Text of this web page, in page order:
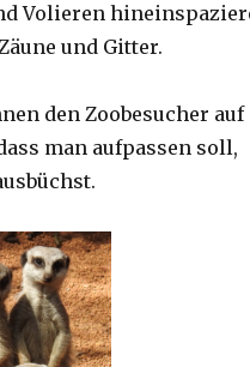
Volieren
und Gitter.
den Zoobesucher auf
man aufpassen soll,